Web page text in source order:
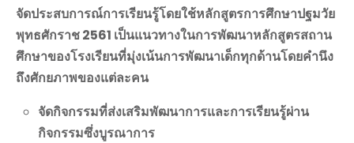
จัดประสบการณ์การเรียนรู้โดยใช้หลักสูตรการศึกษาปฐมวัย
พุทธศักราช 2561 เป็นแนวทางในการพัฒนาหลักสูตรสถาน
ศึกษาของโรงเรียนที่มุ่งเน้นการพัฒนาเด็กทุกด้านโดยคำนึง
ถึงศักยภาพของแต่ละคน
จัดกิจกรรมที่ส่งเสริมพัฒนาการและการเรียนรู้ผ่าน
กิจกรรมซึ่งบูรณาการ